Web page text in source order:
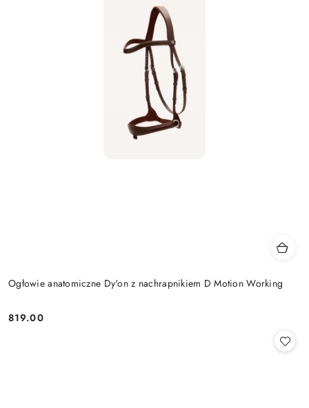
Ogłowie anatomiczne Dy'on z nachrapnikiem D Motion Working
Cena:
819.00